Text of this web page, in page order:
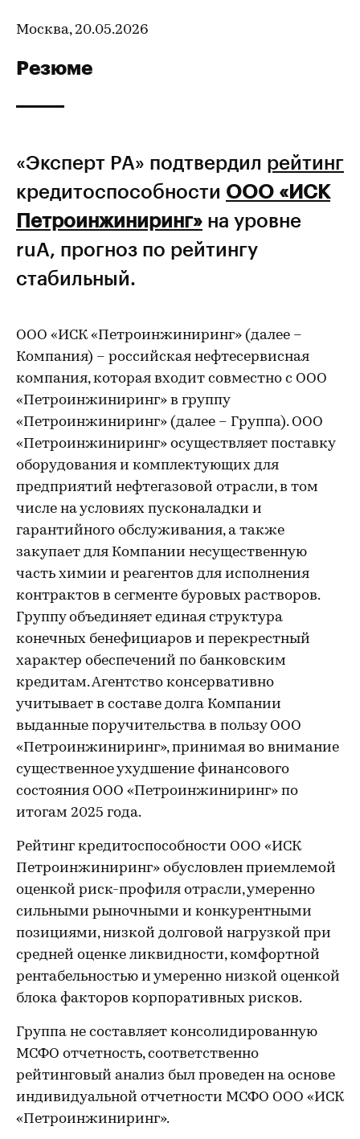
Москва, 20.05.2026
Резюме
«Эксперт РА» подтвердил рейтинг
кредитоспособности ООО «ИСК
Петроинжиниринг» на уровне
ruA, прогноз по рейтингу
стабильный.
ООО «ИСК «Петроинжиниринг» (далее –
Компания) – российская нефтесервисная
компания, которая входит совместно с ООО
«Петроинжиниринг» в группу
«Петроинжиниринг» (далее – Группа). ООО
«Петроинжиниринг» осуществляет поставку
оборудования и комплектующих для
предприятий нефтегазовой отрасли, в том
числе на условиях пусконаладки и
гарантийного обслуживания, а также
закупает для Компании несущественную
часть химии и реагентов для исполнения
контрактов в сегменте буровых растворов.
Группу объединяет единая структура
конечных бенефициаров и перекрестный
характер обеспечений по банковским
кредитам. Агентство консервативно
учитывает в составе долга Компании
выданные поручительства в пользу ООО
«Петроинжиниринг», принимая во внимание
существенное ухудшение финансового
состояния ООО «Петроинжиниринг» по
итогам 2025 года.
Рейтинг кредитоспособности ООО «ИСК
Петроинжиниринг» обусловлен приемлемой
оценкой риск-профиля отрасли, умеренно
сильными рыночными и конкурентными
позициями, низкой долговой нагрузкой при
средней оценке ликвидности, комфортной
рентабельностью и умеренно низкой оценкой
блока факторов корпоративных рисков.
Группа не составляет консолидированную
МСФО отчетность, соответственно
рейтинговый анализ был проведен на основе
индивидуальной отчетности МСФО ООО «ИСК
«Петроинжиниринг».